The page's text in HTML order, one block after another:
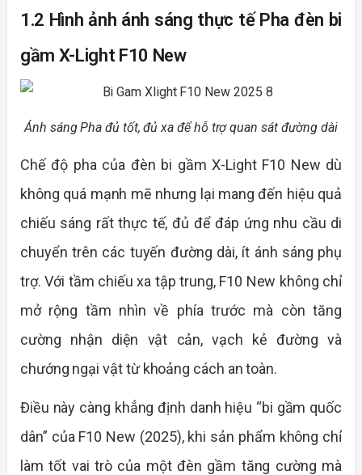
1.2 Hình ảnh ánh sáng thực tế Pha đèn bi
gầm X-Light F10 New
Ánh sáng Pha đủ tốt, đủ xa để hỗ trợ quan sát đường dài
Chế độ pha của đèn bi gầm X-Light F10 New dù
không quá mạnh mẽ nhưng lại mang đến hiệu quả
chiếu sáng rất thực tế, đủ để đáp ứng nhu cầu di
chuyển trên các tuyến đường dài, ít ánh sáng phụ
trợ. Với tầm chiếu xa tập trung, F10 New không chỉ
mở rộng tầm nhìn về phía trước mà còn tăng
cường nhận diện vật cản, vạch kẻ đường và
chướng ngại vật từ khoảng cách an toàn.
Điều này càng khẳng định danh hiệu “bi gầm quốc
dân” của F10 New (2025), khi sản phẩm không chỉ
làm tốt vai trò của một đèn gầm tăng cường mà